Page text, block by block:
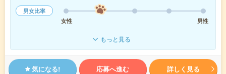
男女比率
女性
男性
もっと見る
気になる! 応募へ進む 詳しく見る